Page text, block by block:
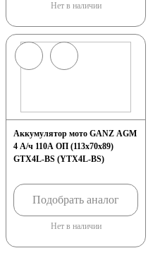
Нет в наличии
Аккумулятор мото GANZ AGM
4 А/ч 110А ОП (113x70x89)
GTX4L-BS (YTX4L-BS)
Подобрать аналог
Нет в наличии